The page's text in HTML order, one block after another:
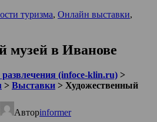
туризма, Онлайн выставки,
музей в Иванове
(infoce-klin.ru) >
> Выставки > Художественный
Авторinformer